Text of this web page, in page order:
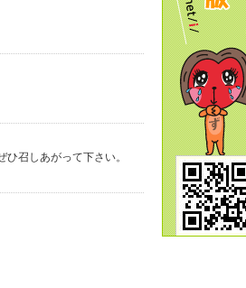
召しあがって下さい。